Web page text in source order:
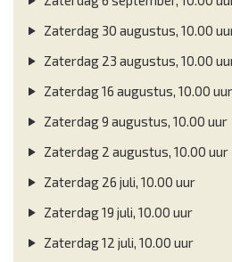
Zaterdag 30 augustus, 10.00
Zaterdag 23 augustus, 10.00
Zaterdag 16 augustus, 10.00 uur
Zaterdag 9 augustus, 10.00 uur
Zaterdag 2 augustus, 10.00 uur
Zaterdag 26 juli, 10.00 uur
Zaterdag 19 juli, 10.00 uur
Zaterdag 12 juli, 10.00 uur